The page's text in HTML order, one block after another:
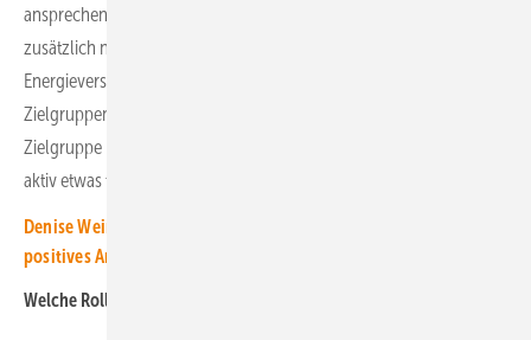
ansprechen, dass sie mit einem Wechsel in das neue Unternehmen
zusätzlich noch an der Mitgestaltung der Zukunft der
Energieversorgung arbeiten. Dem voraus muss aber eine
Zielgruppenanalyse gehen und die Relevanz des Mediums für diese
Zielgruppe klar. Wenn das so passiv nicht funktioniert, muss ich
aktiv etwas tun.
Denise Weinhold von Goldbeck Solar: „Eine solide Basis für ein
positives Arbeitsumfeld schaffen“
Welche Rolle spielen in diesem Bereich Social-Media-Kanäle?